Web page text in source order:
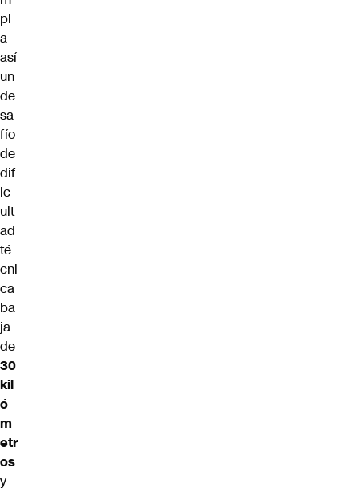
pl
a
así
un
de
sa
fío
de
dif
ic
ult
ad
té
cni
ca
ba
ja
de
30
kil
ó
m
etr
os
y